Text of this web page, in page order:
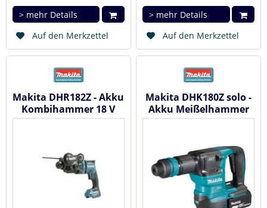
> mehr Details
Auf den Merkzettel
> mehr Details
Auf den Merkzettel
Makita DHR182Z - Akku
Kombihammer 18 V
Makita DHK180Z solo -
Akku Meißelhammer
18 V